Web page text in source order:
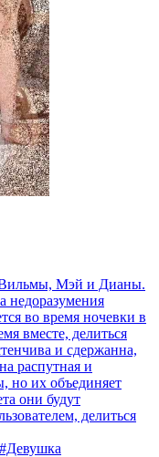
Вильмы, Мэй и Дианы.
недоразумения
во время ночевки в
вместе, делиться
и сдержанна,
распутная и
но их объединяет
они будут
делиться